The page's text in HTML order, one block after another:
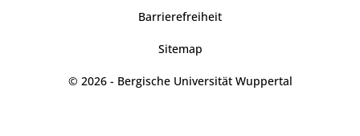
Barrierefreiheit
Sitemap
© 2026 - Bergische Universität Wuppertal